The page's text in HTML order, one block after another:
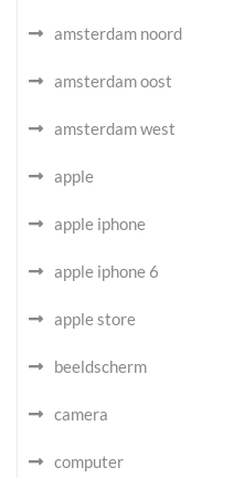
amsterdam noord
amsterdam oost
amsterdam west
apple
apple iphone
apple iphone 6
apple store
beeldscherm
camera
computer